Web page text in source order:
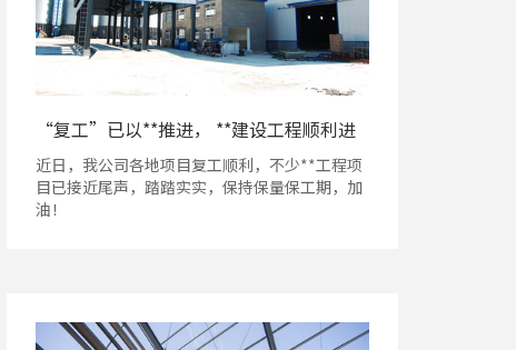
“复工”已以**推进， **建设工程顺利进
行中！
近日，我公司各地项目复工顺利，不少**工程项
目已接近尾声，踏踏实实，保持保量保工期，加
油！